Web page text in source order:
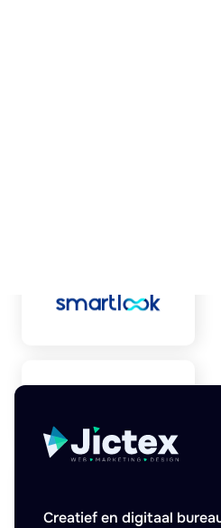
Creatief en digitaal